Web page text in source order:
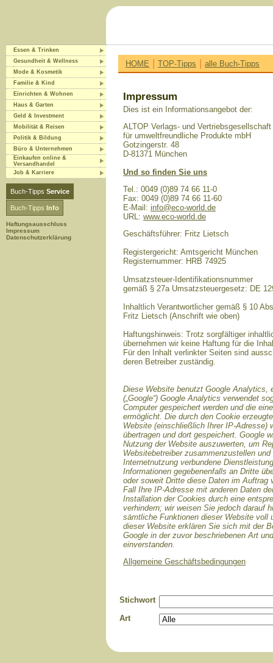
Essen & Trinken
Gesundheit & Wellness
Mode & Kosmetik
Familie & Kind
Einrichten & Wohnen
Haus & Garten
Geld & Investment
Mobilität & Reisen
Politik & Bildung
Büro & Unternehmen
Einkaufen online &
Versandhandel
Job & Karriere
Buch-Tipps Service
Buch-Tipps Info
Haftungsausschluss
Impressum
Datenschutzerklärung
HOME | TOP-Tipps | alle Buch-Tipps
Impressum
Dies ist ein Informationsangebot der:
ALTOP Verlags- und Vertriebsgesellschaft
für umweltfreundliche Produkte mbH
Gotzingerstr. 48
D-81371 München
Und so finden Sie uns
Tel.: 0049 (0)89 74 66 11-0
Fax: 0049 (0)89 74 66 11-60
E-Mail: info@eco-world.de
URL: www.eco-world.de
Geschäftsführer: Fritz Lietsch
Registergericht: Amtsgericht München
Registernummer: HRB 74925
Umsatzsteuer-Identifikationsnummer
gemäß § 27a Umsatzsteuergesetz: DE
Inhaltlich Verantwortlicher gemäß § 10
Fritz Lietsch (Anschrift wie oben)
Haftungshinweis: Trotz sorgfältiger
übernehmen wir keine Haftung für die
Für den Inhalt verlinkter Seiten sind
deren Betreiber zuständig.
Diese Website benutzt Google Analytics,
(„Google“) Google Analytics verwendet
Computer gespeichert werden und die
ermöglicht. Die durch den Cookie
Website (einschließlich Ihrer IP-Adresse)
übertragen und dort gespeichert. Google
Nutzung der Website auszuwerten, um
Websitebetreiber zusammenzustellen
Internetnutzung verbundene
Informationen gegebenenfalls an Dritte
oder soweit Dritte diese Daten im Auftrag
Fall Ihre IP-Adresse mit anderen Daten
Installation der Cookies durch eine
verhindern; wir weisen Sie jedoch darauf
sämtliche Funktionen dieser Website voll
dieser Website erklären Sie sich mit der
Google in der zuvor beschriebenen Art
einverstanden.
Allgemeine Geschäftsbedingungen
Stichwort
Art